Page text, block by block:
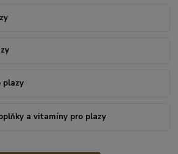
plazy
a vitamíny pro plazy